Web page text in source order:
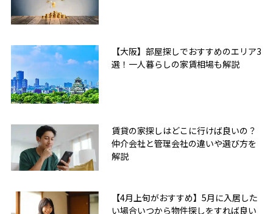
【大阪】部屋探しでおすすめのエリア3
選！一人暮らしの家賃相場も解説
賃貸の家探しはどこに行けば良いの？
仲介会社と管理会社の違いや選び方を
解説
【4月上旬がおすすめ】5月に入居した
い場合いつから物件探しをすれば良い